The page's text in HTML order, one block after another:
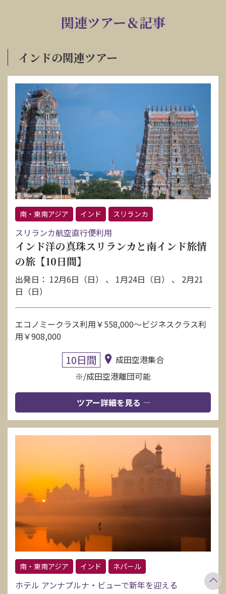
関連ツアー＆記事
インドの関連ツアー
南・東南アジア インド スリランカ
スリランカ航空直行便利用
インド洋の真珠スリランカと南インド旅情
の旅【10日間】
出発日： 12月6日（日） 、 1月24日（日） 、 2月21
日（日）
エコノミークラス利用￥558,000～ビジネスクラス利
用￥908,000
10日間
成田空港集合
※/成田空港離団可能
ツアー詳細を見る
南・東南アジア インド ネパール
ホテル アンナプルナ・ビューで新年を迎える